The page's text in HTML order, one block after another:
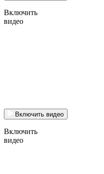
Включить
видео
Включить видео
Включить
видео